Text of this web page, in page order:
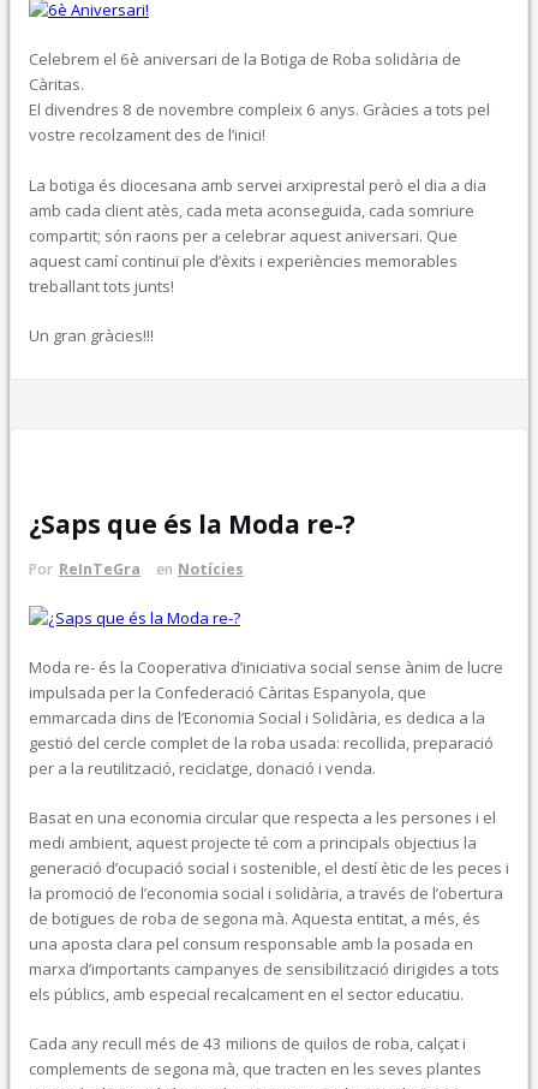
Celebrem el 6è aniversari de la Botiga de Roba solidària de
Càritas.
El divendres 8 de novembre compleix 6 anys. Gràcies a tots pel
vostre recolzament des de l’inici!
La botiga és diocesana amb servei arxiprestal però el dia a dia
amb cada client atès, cada meta aconseguida, cada somriure
compartit; són raons per a celebrar aquest aniversari. Que
aquest camí continuï ple d’èxits i experiències memorables
treballant tots junts!
Un gran gràcies!!!
¿Saps que és la Moda re-?
Por ReInTeGra en Notícies
Moda re- és la Cooperativa d’iniciativa social sense ànim de lucre
impulsada per la Confederació Càritas Espanyola, que
emmarcada dins de l’Economia Social i Solidària, es dedica a la
gestió del cercle complet de la roba usada: recollida, preparació
per a la reutilització, reciclatge, donació i venda.
Basat en una economia circular que respecta a les persones i el
medi ambient, aquest projecte té com a principals objectius la
generació d’ocupació social i sostenible, el destí ètic de les peces i
la promoció de l’economia social i solidària, a través de l’obertura
de botigues de roba de segona mà. Aquesta entitat, a més, és
una aposta clara pel consum responsable amb la posada en
marxa d’importants campanyes de sensibilització dirigides a tots
els públics, amb especial recalcament en el sector educatiu.
Cada any recull més de 43 milions de quilos de roba, calçat i
complements de segona mà, que tracten en les seves plantes